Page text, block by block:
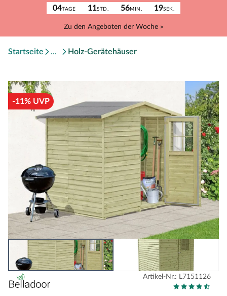
04TAGE 11STD. 56MIN. 19SEK.
Zu den Angeboten der Woche »
Startseite Holz-Gerätehäuser
-11% UVP
Artikel-Nr.: L7151126